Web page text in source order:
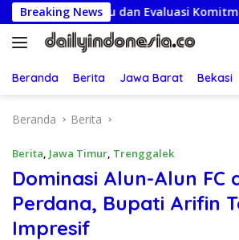
Langsung
ke
konten
Breaking News
Baru dan Evaluasi Komitmen Anggota
Beranda Berita Jawa Barat Bekasi
Beranda Berita
Berita, Jawa Timur, Trenggalek
Dominasi Alun-Alun FC
Perdana, Bupati Arifin
Impresif